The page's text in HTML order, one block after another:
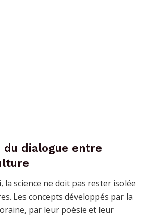
du dialogue entre
la science ne doit pas rester isolée
Les concepts développés par la
par leur poésie et leur